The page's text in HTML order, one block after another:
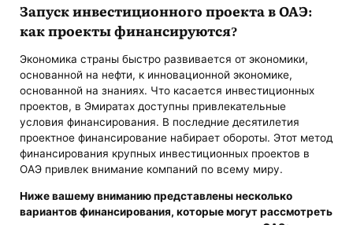
Запуск инвестиционного проекта в ОАЭ:
как проекты финансируются?
Экономика страны быстро развивается от экономики,
основанной на нефти, к инновационной экономике,
основанной на знаниях. Что касается инвестиционных
проектов, в Эмиратах доступны привлекательные
условия финансирования. В последние десятилетия
проектное финансирование набирает обороты. Этот метод
финансирования крупных инвестиционных проектов в
ОАЭ привлек внимание компаний по всему миру.
Ниже вашему вниманию представлены несколько
вариантов финансирования, которые могут рассмотреть